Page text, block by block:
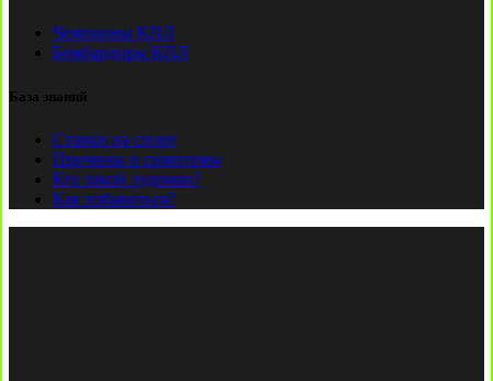
Чемпионы КПЛ
Бомбардиры КПЛ
База знаний
Ставки на спорт
Причины и симптомы
Кто такой лудоман?
Как избавиться?